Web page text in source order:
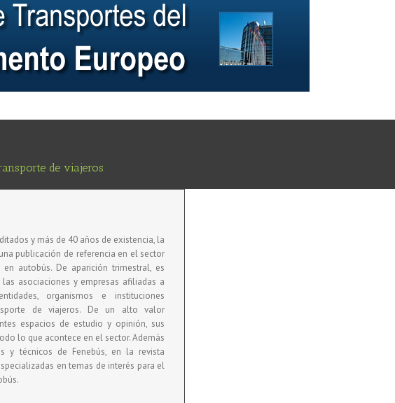
de viajeros
y más de 40 años de existencia, la
publicación de referencia en el sector
autobús. De aparición trimestral, es
asociaciones y empresas afiliadas a
organismos e instituciones
de viajeros. De un alto valor
espacios de estudio y opinión, sus
lo que acontece en el sector. Además
y técnicos de Fenebús, en la revista
en temas de interés para el